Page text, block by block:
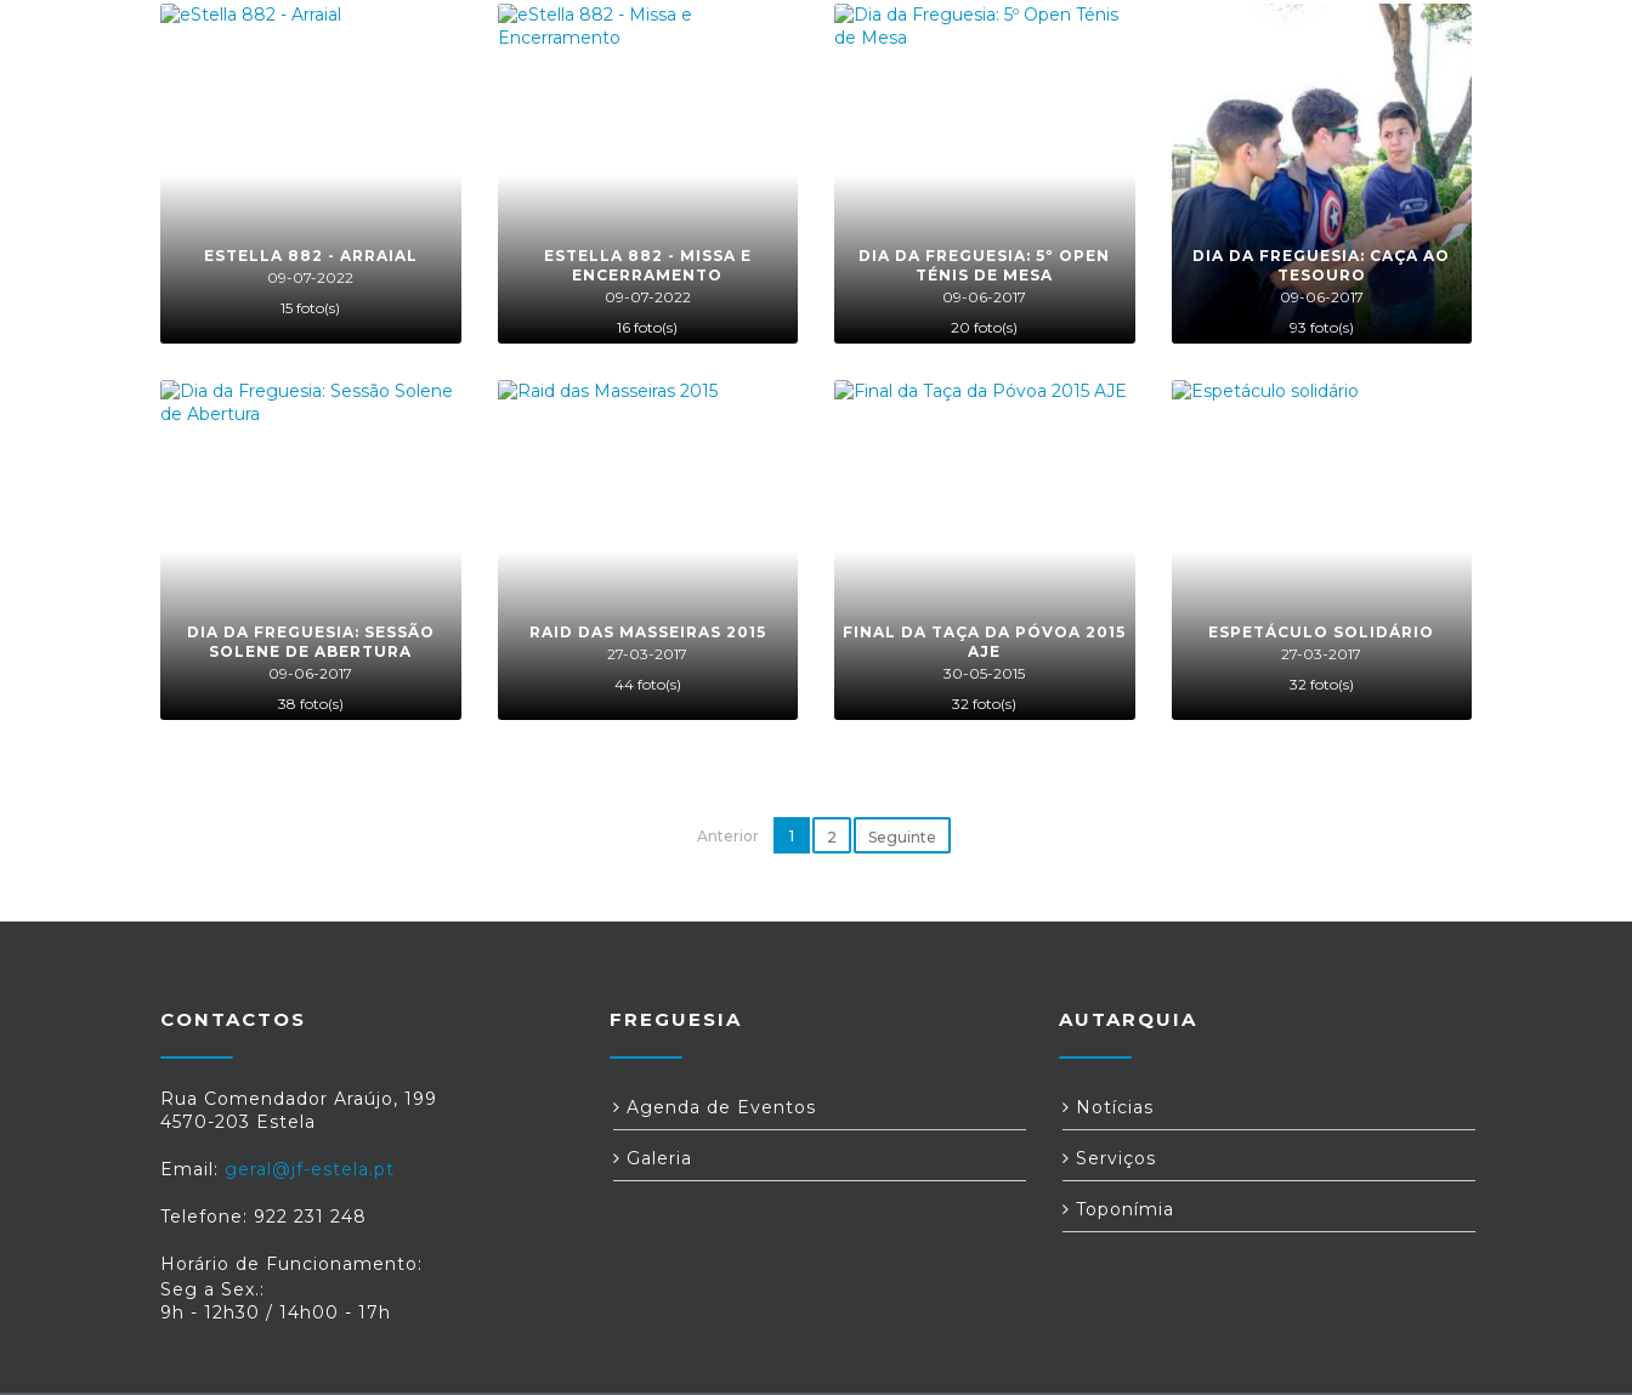
ESTELLA 882 - ARRAIAL
09-07-2022
15 foto(s)
ESTELLA 882 - MISSA E
ENCERRAMENTO
09-07-2022
16 foto(s)
DIA DA FREGUESIA: 5º OPEN
TÉNIS DE MESA
09-06-2017
20 foto(s)
DIA DA FREGUESIA: CAÇA AO
TESOURO
09-06-2017
93 foto(s)
DIA DA FREGUESIA: SESSÃO
SOLENE DE ABERTURA
09-06-2017
38 foto(s)
RAID DAS MASSEIRAS 2015
27-03-2017
44 foto(s)
FINAL DA TAÇA DA PÓVOA 2015
AJE
30-05-2015
32 foto(s)
ESPETÁCULO SOLIDÁRIO
27-03-2017
32 foto(s)
Anterior 1 2 Seguinte
CONTACTOS
Rua Comendador Araújo, 199
4570-203 Estela
Email: geral@jf-estela.pt
Telefone: 922 231 248
Horário de Funcionamento:
Seg a Sex.:
9h - 12h30 / 14h00 - 17h
FREGUESIA
Agenda de Eventos
Galeria
AUTARQUIA
Notícias
Serviços
Toponímia